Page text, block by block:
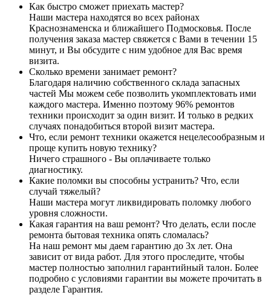
Как быстро сможет приехать мастер?
Наши мастера находятся во всех районах
Краснознаменска и ближайшего Подмосковья. После
получения заказа мастер свяжется с Вами в течении 15
минут, и Вы обсудите с ним удобное для Вас время
визита.
Сколько времени занимает ремонт?
Благодаря наличию собственного склада запасных
частей Мы можем себе позволить укомплектовать ими
каждого мастера. Именно поэтому 96% ремонтов
техники происходит за один визит. И только в редких
случаях понадобиться второй визит мастера.
Что, если ремонт техники окажется нецелесообразным и
проще купить новую технику?
Ничего страшного - Вы оплачиваете только
диагностику.
Какие поломки вы способны устранить? Что, если
случай тяжелый?
Наши мастера могут ликвидировать поломку любого
уровня сложности.
Какая гарантия на ваш ремонт? Что делать, если после
ремонта бытовая техника опять сломалась?
На наш ремонт мы даем гарантию до 3х лет. Она
зависит от вида работ. Для этого проследите, чтобы
мастер полностью заполнил гарантийный талон. Более
подробно с условиями гарантии вы можете прочитать в
разделе Гарантия.